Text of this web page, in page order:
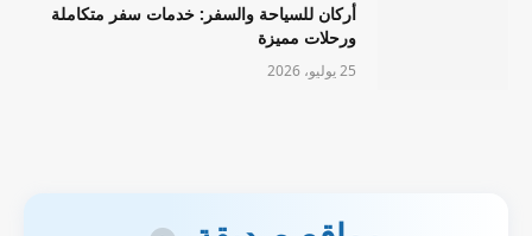
أركان للسياحة والسفر: خدمات سفر متكاملة
ورحلات مميزة
25 يوليو، 2026